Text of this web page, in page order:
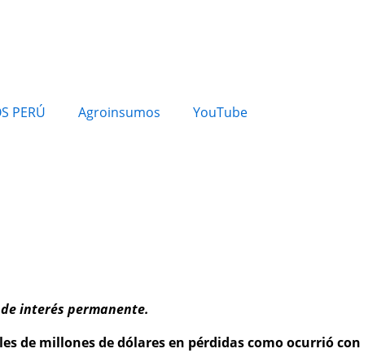
PERÚ Agroinsumos YouTube
interés permanente.
de millones de dólares en pérdidas como ocurrió con